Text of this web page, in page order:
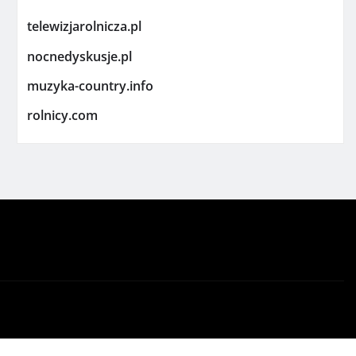
telewizjarolnicza.pl
nocnedyskusje.pl
muzyka-country.info
rolnicy.com